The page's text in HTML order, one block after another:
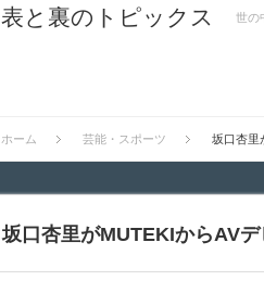
表と裏のトピックス 世の
ホーム 芸能・スポーツ 坂口杏里
坂口杏里がMUTEKIからAV